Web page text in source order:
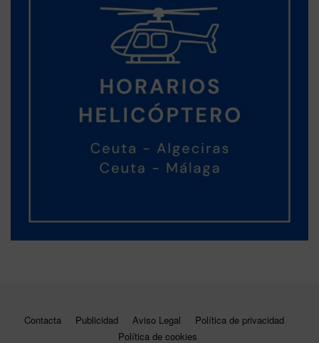
Contacta Publicidad Aviso Legal
Política de privacidad
Política de cookies